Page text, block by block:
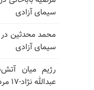
سیمای آزادی
محمد محدثین در
سیمای آزادی
رژیم میان
عبدالله نژاد-۱۷ مرداد ۱۴۰۵